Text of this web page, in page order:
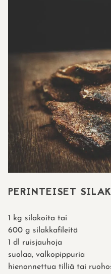
PERINTEISET
1 kg silakoita tai
600 g silakkafileitä
1 dl ruisjauhoja
suolaa, valkopippuria
hienonnettua tilliä tai